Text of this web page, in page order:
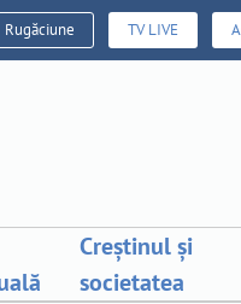
Rugăciune TV LIVE
Creștinul și
societatea